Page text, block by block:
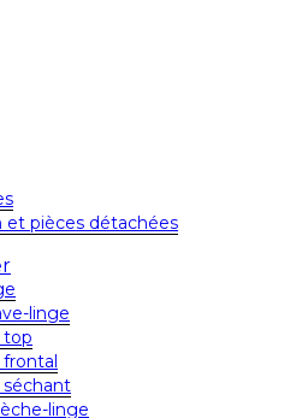
et pièces détachées
linge
top
linge